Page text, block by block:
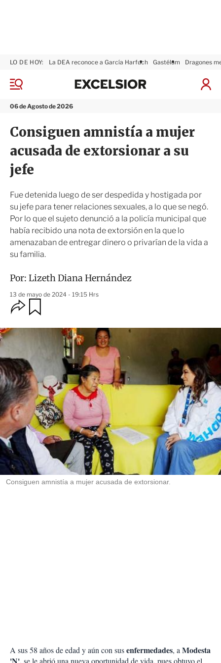
M
n
06 de Agosto de 2026
LO DE HOY: La DEA reconoce a García Harfuch Gastélum Dragones
I
x
i
r
Consiguen amnistía a mujer
acusada de extorsionar a su
jefe
Fue detenida luego de ser despedida y hostigada por
su jefe para tener relaciones sexuales, a lo que se negó.
Por lo que el sujeto denunció a la policía municipal que
había recibido una nota de extorsión en la que lo
amenazaban de entregar dinero o privarían de la vida a
su familia.
Por: Lizeth Diana Hernández
13 de mayo de 2024 - 19:15 Hrs
O
p
i
e
s
d
e
c
o
m
p
a
r
t
i
r
r
Consiguen amnistía a mujer acusada de extorsionar.
A sus 58 años de edad y aún con susenfermedades, aModesta